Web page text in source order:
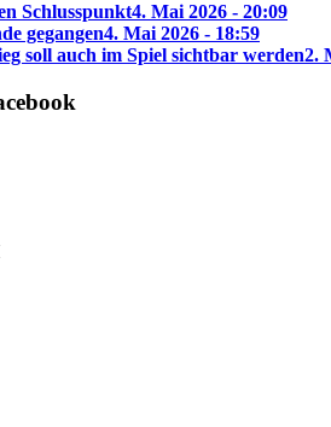
Schlusspunkt4. Mai 2026 - 20:09
gegangen4. Mai 2026 - 18:59
soll auch im Spiel sichtbar werden2.